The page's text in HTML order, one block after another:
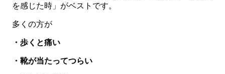
を感じた時」がベストです。
多くの方が
・歩くと痛い
・靴が当たってつらい